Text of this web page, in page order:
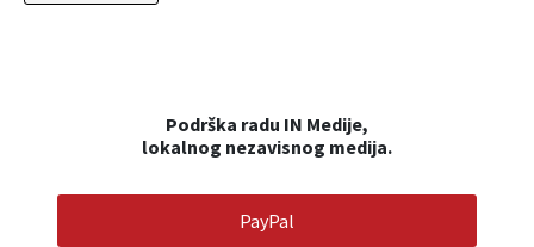
Podrška radu IN Medije,
lokalnog nezavisnog medija.
PayPal